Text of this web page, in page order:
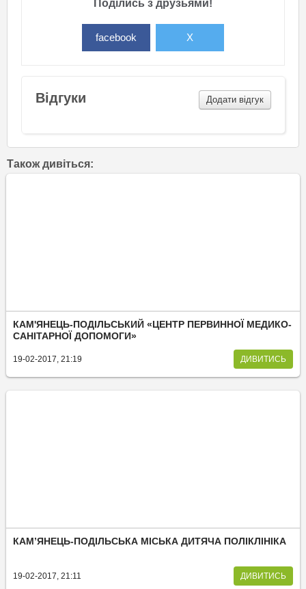
Поділись з друзьями!
facebook X
Відгуки Додати відгук
Також дивіться:
КАМ'ЯНЕЦЬ-ПОДІЛЬСЬКИЙ «ЦЕНТР ПЕРВИННОЇ МЕДИКО-
САНІТАРНОЇ ДОПОМОГИ»
19-02-2017, 21:19 ДИВИТИСЬ
КАМ’ЯНЕЦЬ-ПОДІЛЬСЬКА МІСЬКА ДИТЯЧА ПОЛІКЛІНІКА
19-02-2017, 21:11 ДИВИТИСЬ